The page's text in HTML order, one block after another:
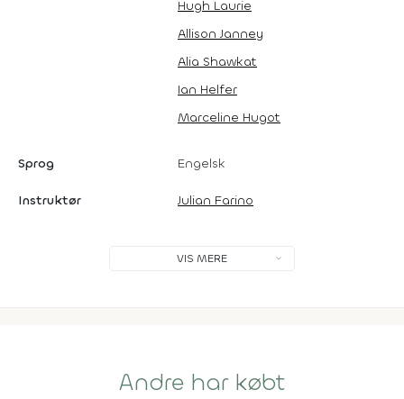
Hugh Laurie
Allison Janney
Alia Shawkat
Ian Helfer
Marceline Hugot
Sprog Engelsk
Instruktør Julian Farino
VIS MERE
Andre har købt